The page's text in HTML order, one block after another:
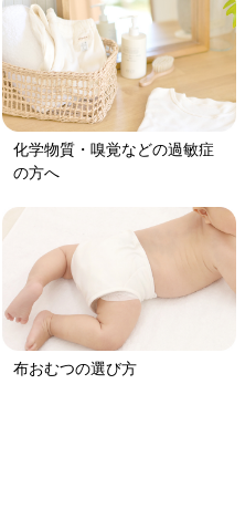
化学物質・嗅覚などの過敏症
の方へ
布おむつの選び方